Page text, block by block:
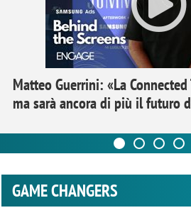
Matteo Guerrini: «La
ma sarà ancora di più il futuro
GAME CHANGERS